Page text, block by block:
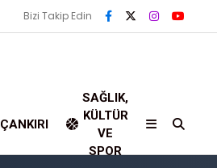
Bizi Takip Edin
ÇANKIRI
SAĞLIK,
KÜLTÜR
VE
SPOR